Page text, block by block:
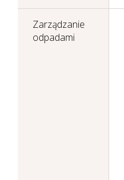
Zarządzanie
odpadami